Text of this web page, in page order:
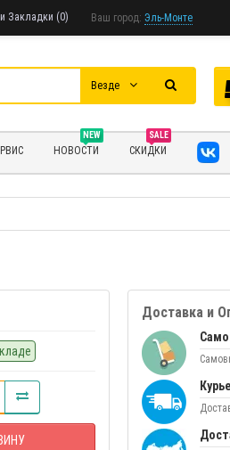
Ваш город: Эль-Монте
Закладки (0)
Везде
NEW
НОВОСТИ
SALE
СКИДКИ
Доставка и